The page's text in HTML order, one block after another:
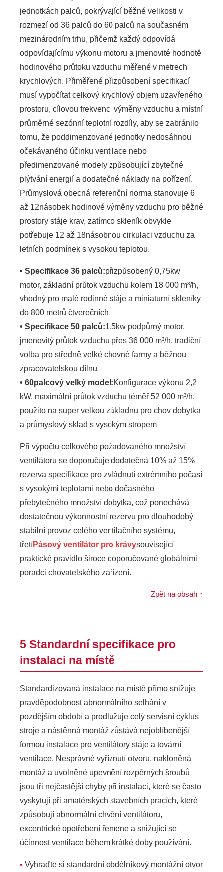
jednotkách palců, pokrývající běžné velikosti v
rozmezí od 36 palců do 60 palců na současném
mezinárodním trhu, přičemž každý odpovídá
odpovídajícímu výkonu motoru a jmenovité hodnotě
hodinového průtoku vzduchu měřené v metrech
krychlových. Přiměřené přizpůsobení specifikací
musí vypočítat celkový krychlový objem uzavřeného
prostoru, cílovou frekvenci výměny vzduchu a místní
průměrné sezónní teplotní rozdíly, aby se zabránilo
tomu, že poddimenzované jednotky nedosáhnou
očekávaného účinku ventilace nebo
předimenzované modely způsobující zbytečné
plýtvání energií a dodatečné náklady na pořízení.
Průmyslová obecná referenční norma stanovuje 6
až 12násobek hodinové výměny vzduchu pro běžné
prostory stáje krav, zatímco skleník obvykle
potřebuje 12 až 18násobnou cirkulaci vzduchu za
letních podmínek s vysokou teplotou.
• Specifikace 36 palců:přizpůsobený 0,75kw
motor, základní průtok vzduchu kolem 18 000 m³/h,
vhodný pro malé rodinné stáje a miniaturní skleníky
do 800 metrů čtverečních
• Specifikace 50 palců:1,5kw podpůrný motor,
jmenovitý průtok vzduchu přes 36 000 m³/h, tradiční
volba pro středně velké chovné farmy a běžnou
zpracovatelskou dílnu
• 60palcový velký model:Konfigurace výkonu 2,2
kW, maximální průtok vzduchu téměř 52 000 m³/h,
použito na super velkou základnu pro chov dobytka
a průmyslový sklad s vysokým stropem
Při výpočtu celkového požadovaného množství
ventilátoru se doporučuje dodatečná 10% až 15%
rezerva specifikace pro zvládnutí extrémního počasí
s vysokými teplotami nebo dočasného
přebytečného množství dobytka, což ponechává
dostatečnou výkonnostní rezervu pro dlouhodobý
stabilní provoz celého ventilačního systému,
třetíPásový ventilátor pro krávysouvisející
praktické pravidlo široce doporučované globálními
poradci chovatelského zařízení.
Zpět na obsah ↑
5 Standardní specifikace pro
instalaci na místě
Standardizovaná instalace na místě přímo snižuje
pravděpodobnost abnormálního selhání v
pozdějším období a prodlužuje celý servisní cyklus
stroje a nástěnná montáž zůstává nejoblíbenější
formou instalace pro ventilátory stáje a tovární
ventilace. Nesprávné vyříznutí otvoru, nakloněná
montáž a uvolněné upevnění rozpěrných šroubů
jsou tři nejčastější chyby při instalaci, které se často
vyskytují při amatérských stavebních pracích, které
způsobují abnormální chvění ventilátoru,
excentrické opotřebení řemene a snižující se
účinnost ventilace během krátké doby používání.
• Vyhraďte si standardní obdélníkový montážní otvor